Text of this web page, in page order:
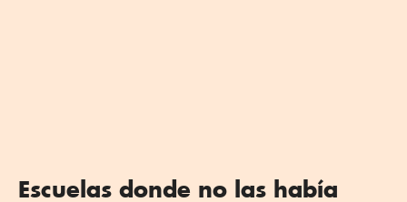
Escuelas donde no las había